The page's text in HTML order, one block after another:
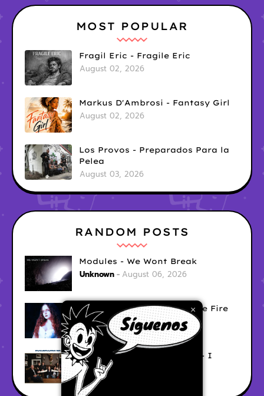
×
MOST POPULAR
Fragil Eric - Fragile Eric
August 02, 2026
Markus D'Ambrosi - Fantasy Girl
August 02, 2026
Los Provos - Preparados Para la
Pelea
August 03, 2026
RANDOM POSTS
Modules - We Wont Break
Unknown August 06, 2026
Sara Diana - Her Hair's Like Fire
Ely August 05, 2026
Good Vibes Rollercoaster - I
Don't Care
Ely August 05, 2026